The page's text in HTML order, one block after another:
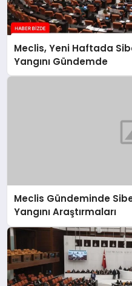
Meclis, Yeni Haftada
Yangını Gündemde
Meclis Gündeminde
Yangını Araştırmaları